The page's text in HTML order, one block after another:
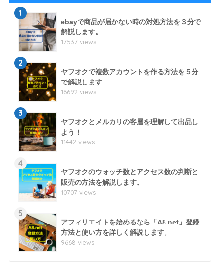
1
ebayで商品が届かない時の対処方法を３分で
解説します。
17537 views
2
ヤフオクで複数アカウントを作る方法を５分
で解説します
16692 views
3
ヤフオクとメルカリの客層を理解して出品し
よう！
11442 views
4
ヤフオクのウォッチ数とアクセス数の判断と
販売の方法を解説します。
10707 views
5
アフィリエイトを始めるなら「A8.net」登録
方法と使い方を詳しく解説します。
9668 views